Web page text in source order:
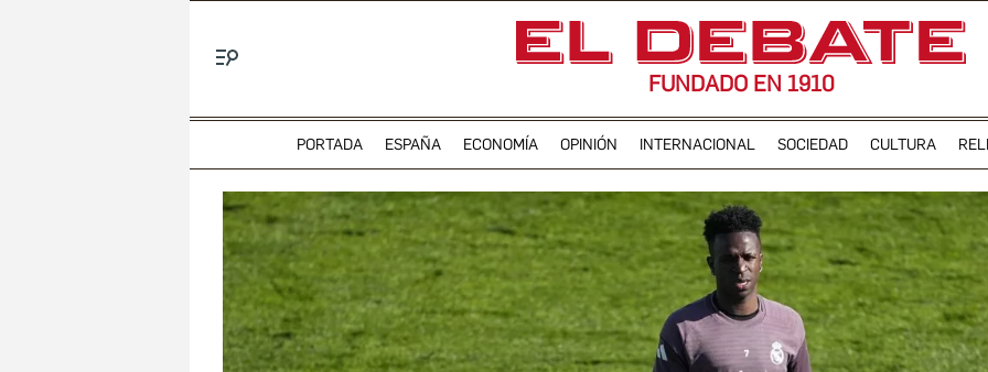
FUNDADO EN 1910
PORTADA ESPAÑA ECONOMÍA OPINIÓN INTERNACIONAL SOCIEDAD CULTURA